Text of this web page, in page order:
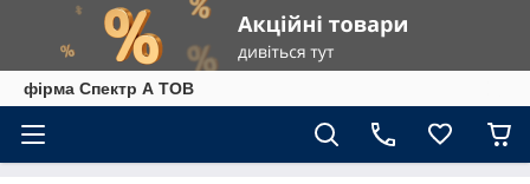
фірма Спектр А ТОВ